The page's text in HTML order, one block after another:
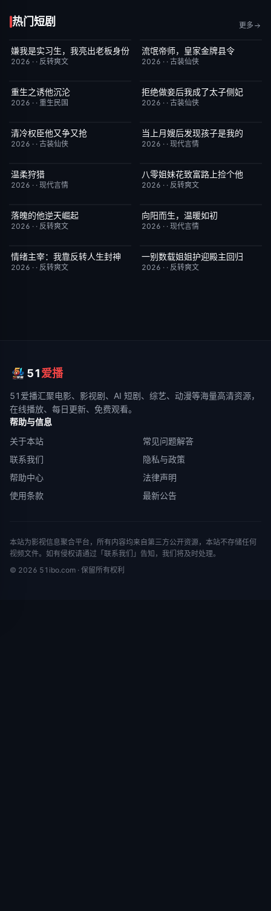
热门短剧 更多
已完结 5.0
嫌我是实习生，我亮出老板身份
2026 · · 反转爽文
已完结
流氓帝师，皇家金牌县令
2026 · · 古装仙侠
已完结
重生之诱他沉沦
2026 · · 重生民国
已完结 5.0
拒绝做妾后我成了太子侧妃
2026 · · 古装仙侠
已完结
清冷权臣他又争又抢
2026 · · 古装仙侠
已完结
当上月嫂后发现孩子是我的
2026 · · 现代言情
已完结
温柔狩猎
2026 · · 现代言情
已完结
八零姐妹花致富路上捡个他
2026 · · 反转爽文
已完结
落魄的他逆天崛起
2026 · · 反转爽文
已完结
向阳而生，温暖如初
2026 · · 现代言情
已完结 7.0
情绪主宰：我靠反转人生封神
2026 · · 反转爽文
已完结
一别数载姐姐护迎殿主回归
2026 · · 反转爽文
51爱播
51爱播汇聚电影、影视剧、AI 短剧、综艺、动漫等海量高清资源，
在线播放、每日更新、免费观看。
帮助与信息
关于本站
常见问题解答
联系我们
隐私与政策
帮助中心
法律声明
使用条款
最新公告
本站为影视信息聚合平台，所有内容均来自第三方公开资源，本站不存储任何
视频文件。如有侵权请通过「联系我们」告知，我们将及时处理。
© 2026 51ibo.com · 保留所有权利